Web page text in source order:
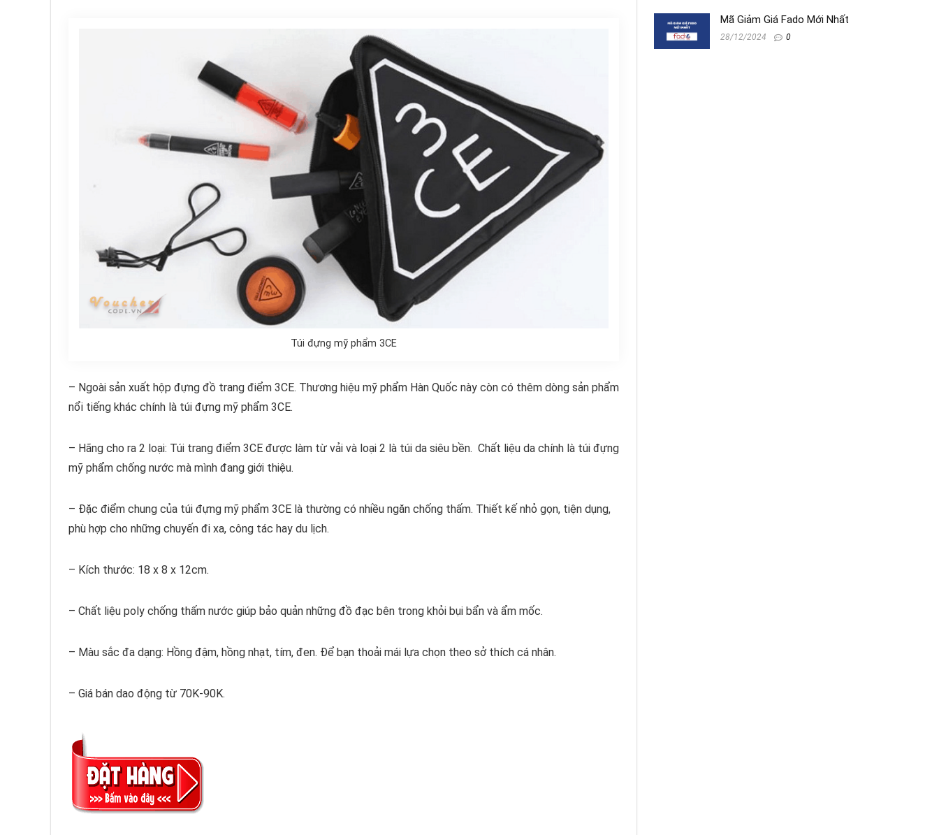
Túi đựng mỹ phẩm 3CE
– Ngoài sản xuất hộp đựng đồ trang điểm 3CE. Thương hiệu mỹ phẩm Hàn Quốc này còn có thêm dòng sản phẩm
nổi tiếng khác chính là túi đựng mỹ phẩm 3CE.
– Hãng cho ra 2 loại: Túi trang điểm 3CE được làm từ vải và loại 2 là túi da siêu bền. Chất liệu da chính là túi đựng
mỹ phẩm chống nước mà mình đang giới thiệu.
– Đặc điểm chung của túi đựng mỹ phẩm 3CE là thường có nhiều ngăn chống thấm. Thiết kế nhỏ gọn, tiện dụng,
phù hợp cho những chuyến đi xa, công tác hay du lịch.
– Kích thước: 18 x 8 x 12cm.
– Chất liệu poly chống thấm nước giúp bảo quản những đồ đạc bên trong khỏi bụi bẩn và ẩm mốc.
– Màu sắc đa dạng: Hồng đậm, hồng nhạt, tím, đen. Để bạn thoải mái lựa chọn theo sở thích cá nhân.
– Giá bán dao động từ 70K-90K.
Mã Giảm Giá Fado Mới Nhất
28/12/2024 0